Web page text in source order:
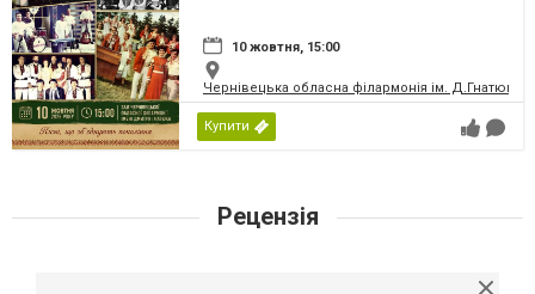
10 жовтня, 15:00
Чернівецька обласна філармонія ім. Д.Гнатюка
Купити
Рецензія